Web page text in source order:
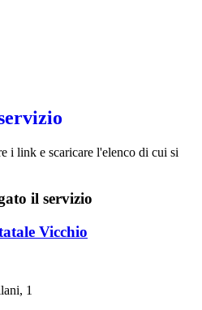
i link e scaricare l'elenco di cui si
il servizio
Vicchio
1